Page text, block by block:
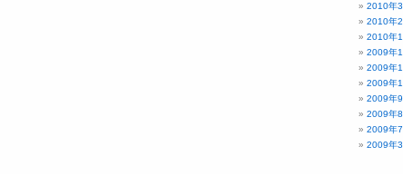
2010年3
2010年2
2010年1
2009年
2009年
2009年
2009年9
2009年8
2009年7
2009年3